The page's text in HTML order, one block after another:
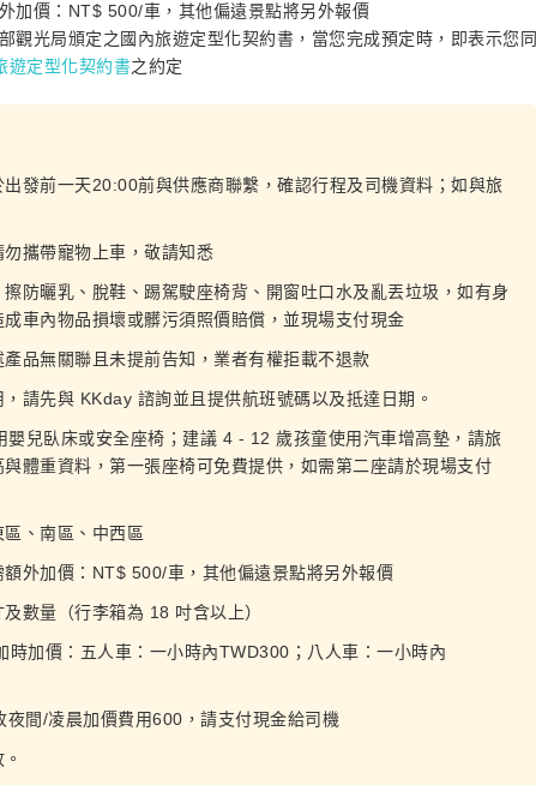
加價：NT$ 500/車，其他偏遠景點將另外報價
觀光局頒定之國內旅遊定型化契約書，當您完成預定時，即表示您同
遊定型化契約書之約定
發前一天20:00前與供應商聯繫，確認行程及司機資料；如與旅
攜帶寵物上車，敬請知悉
防曬乳、脫鞋、踢駕駛座椅背、開窗吐口水及亂丟垃圾，如有身
車內物品損壞或髒污須照價賠償，並現場支付現金
品無關聯且未提前告知，業者有權拒載不退款
請先與 KKday 諮詢並且提供航班號碼以及抵達日期。
兒臥床或安全座椅；建議 4 - 12 歲孩童使用汽車增高墊，請旅
體重資料，第一張座椅可免費提供，如需第二座請於現場支付
、南區、中西區
外加價：NT$ 500/車，其他偏遠景點將另外報價
數量（行李箱為 18 吋含以上）
時加價：五人車：一小時內TWD300；八人車：一小時內
間/凌晨加價費用600，請支付現金給司機